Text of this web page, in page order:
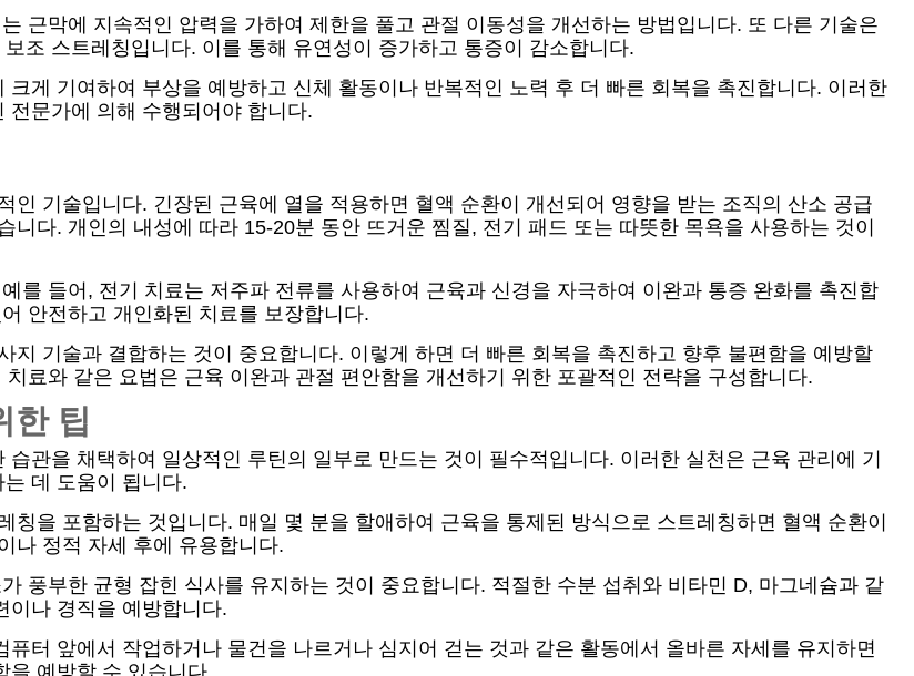
근막에 지속적인 압력을 가하여 제한을 풀고 관절 이동성을 개선하는 방법입니다. 또 다른 기술은
조 스트레칭입니다. 이를 통해 유연성이 증가하고 통증이 감소합니다.
게 기여하여 부상을 예방하고 신체 활동이나 반복적인 노력 후 더 빠른 회복을 촉진합니다. 이러한
문가에 의해 수행되어야 합니다.
기술입니다. 긴장된 근육에 열을 적용하면 혈액 순환이 개선되어 영향을 받는 조직의 산소 공급
다. 개인의 내성에 따라 15-20분 동안 뜨거운 찜질, 전기 패드 또는 따뜻한 목욕을 사용하는 것이
를 들어, 전기 치료는 저주파 전류를 사용하여 근육과 신경을 자극하여 이완과 통증 완화를 촉진합
안전하고 개인화된 치료를 보장합니다.
기술과 결합하는 것이 중요합니다. 이렇게 하면 더 빠른 회복을 촉진하고 향후 불편함을 예방할
료와 같은 요법은 근육 이완과 관절 편안함을 개선하기 위한 포괄적인 전략을 구성합니다.
한 팁
관을 채택하여 일상적인 루틴의 일부로 만드는 것이 필수적입니다. 이러한 실천은 근육 관리에 기
데 도움이 됩니다.
을 포함하는 것입니다. 매일 몇 분을 할애하여 근육을 통제된 방식으로 스트레칭하면 혈액 순환이
나 정적 자세 후에 유용합니다.
풍부한 균형 잡힌 식사를 유지하는 것이 중요합니다. 적절한 수분 섭취와 비타민 D, 마그네슘과 같
이나 경직을 예방합니다.
터 앞에서 작업하거나 물건을 나르거나 심지어 걷는 것과 같은 활동에서 올바른 자세를 유지하면
예방할 수 있습니다.